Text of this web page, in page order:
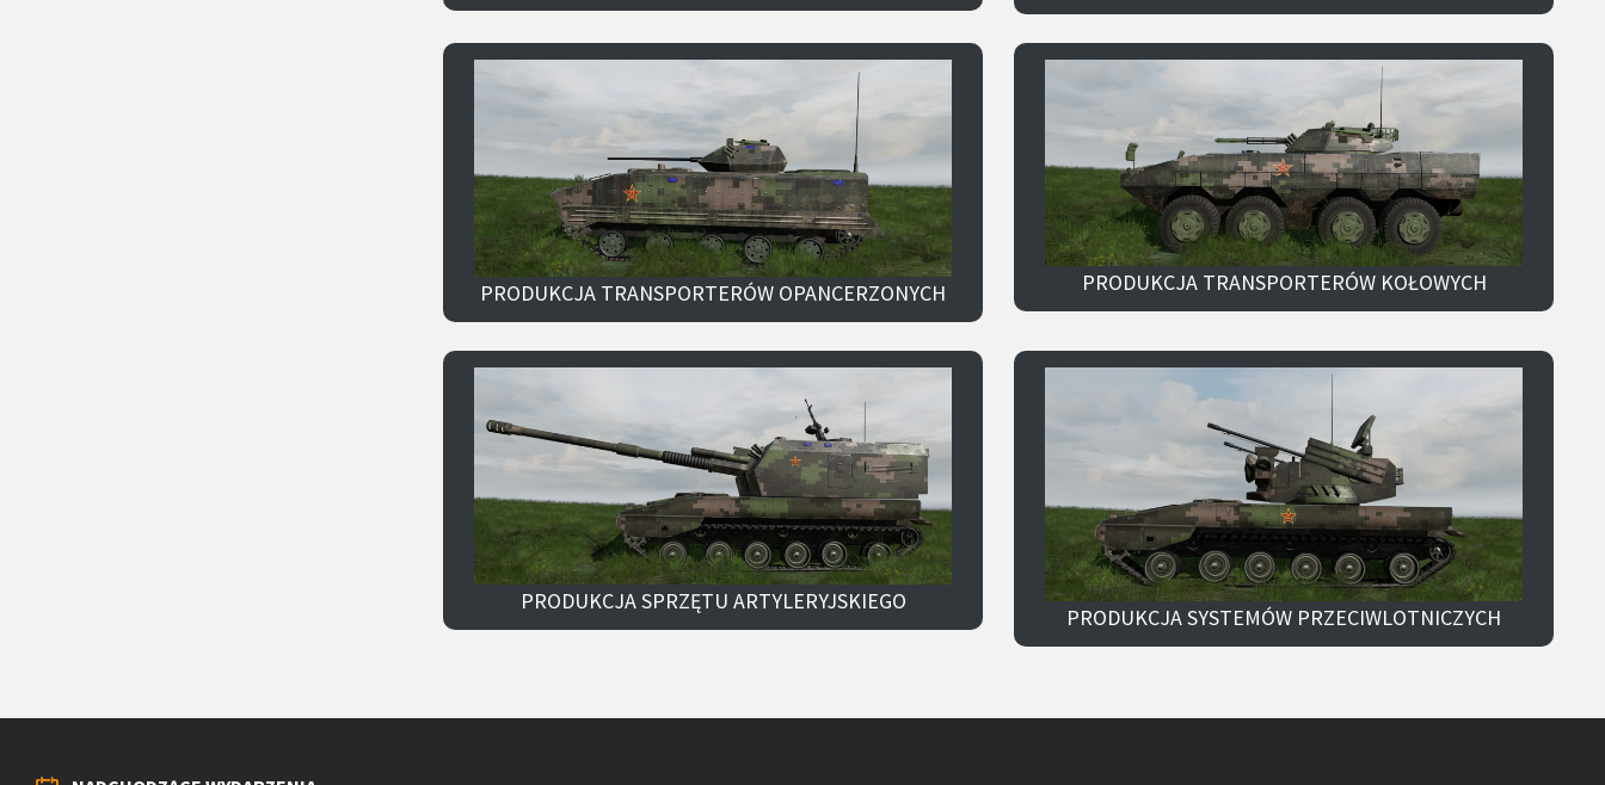
PRODUKCJA TRANSPORTERÓW OPANCERZONYCH PRODUKCJA TRANSPORTERÓW KOŁOWYCH
PRODUKCJA SPRZĘTU ARTYLERYJSKIEGO
PRODUKCJA SYSTEMÓW PRZECIWLOTNICZYCH